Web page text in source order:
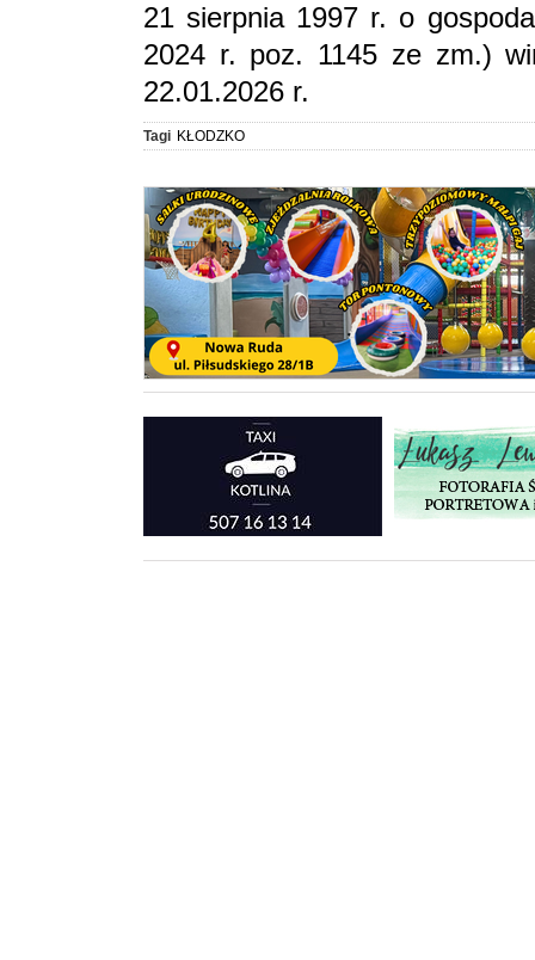
21 sierpnia 1997 r. o
2024 r. poz. 1145 ze zm.)
22.01.2026 r.
Tagi KŁODZKO